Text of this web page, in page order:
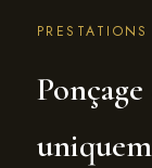
PRESTATIONS